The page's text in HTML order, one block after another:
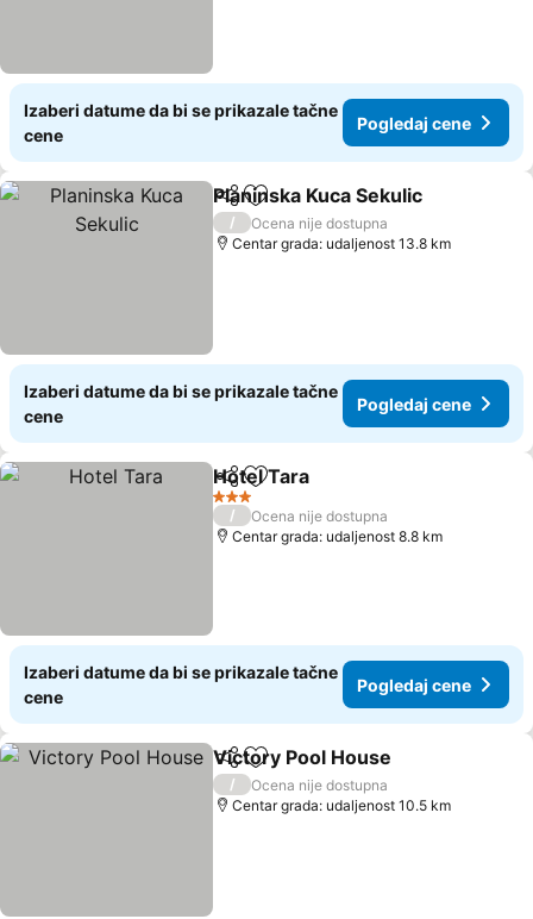
Izaberi datume da bi se prikazale tačne
cene
Pogledaj cene
Deli Dodati u favorite
Planinska Kuca Sekulic
/
Ocena nije dostupna
Centar grada: udaljenost 13.8 km
Izaberi datume da bi se prikazale tačne
cene
Pogledaj cene
Deli Dodati u favorite
Hotel Tara
3 Zvezdice
/
Ocena nije dostupna
Centar grada: udaljenost 8.8 km
Izaberi datume da bi se prikazale tačne
cene
Pogledaj cene
Deli Dodati u favorite
Victory Pool House
/
Ocena nije dostupna
Centar grada: udaljenost 10.5 km